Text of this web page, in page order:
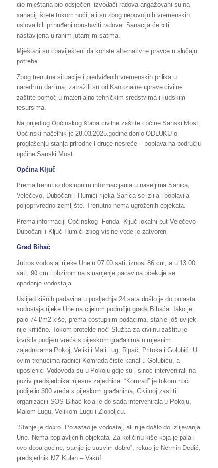
dio mještana bio odsječen, izvođači radova angažovani su na
sanaciji štete tokom noći, ali su zbog nepovoljnih vremenskih
uslova bili prinuđeni obustaviti radove. Sanacija će biti
nastavljena u ranim jutarnjim satima.
Mještani su obaviješteni da koriste alternativne pravce u slučaju
potrebe.
Zbog trenutne situacije i predviđenih vremenskih prilika u
narednim danima, zatražili su od Kantonalne uprave civilne
zaštite pomoć u materijalno tehničkim sredstvima i ljudskim
resursima.
Na prijedlog Općinskog štaba civilne zaštite općine Sanski Most,
Općinski načelnik je 28.03.2025.godine donio ODLUKU o
proglašenju stanja prirodne i druge nesreće – poplava na području
općine Sanski Most.
Općina Ključ
Prema trenutno dostupnim informacijama u naseljima Sanica,
Velečevo, Dubočani i Humići rijeka Sanica se izlila i poplavila
poljoprivredno zemljište. Trenutno nema ugroženih objekata.
Prema informaciji Općinskog Fonda Ključ lokalni put Velečevo-
Dubočani i Ključ-Humići zbog visine vode je zatvoren.
Grad Bihać
Jutros vodostaj rijeke Une u 07:00 sati, iznosi 86 cm, a u 13:00
sati, 90 cm i obzirom na smanjenje padavina očekuje se
opadanje vodostaja.
Uslijed kišnih padavina u posljednja 24 sata došlo je do porasta
vodostaja rijeke Une na cijelom području grada Bihaća. Iako je
palo 74 l/m2 kiše, prema dostupnim podacima, stanje još uvijek
nije kritično. Tokom protekle noći Služba za civilnu zaštitu je
izvršila podjelu vreća s pijeskom građanima u mjesnim
zajednicama Pokoj, Veliki i Mali Lug, Ripač, Pritoka i Golubić. U
ovim trenucima radnici Komrada čiste kanal u Golubiću, a
uposlenici Vodovoda su u Pokoju gdje su i sinoć intervenirali na
poziv predsjednika mjesne zajednica. “Komrad” je tokom noći
podijelio 300 vreća s pijeskom građanima, Civilnoj zastiti i
organizaciji SOS Bihać koja je do sada intervenirala u Pokoju,
Malom Lugu, Velikom Lugu i Zlopoljcu.
“Stanje je dobro. Porastao je vodostaj, ali nije došlo do izlijevanja
Une. Nema poplavljenih objekata. Za količinu kiše koja je pala i
ovo doba godine, stanje je sasvim dobro”, rekao je Nermin Dedić,
predsjednik MZ Kulen – Vakuf.